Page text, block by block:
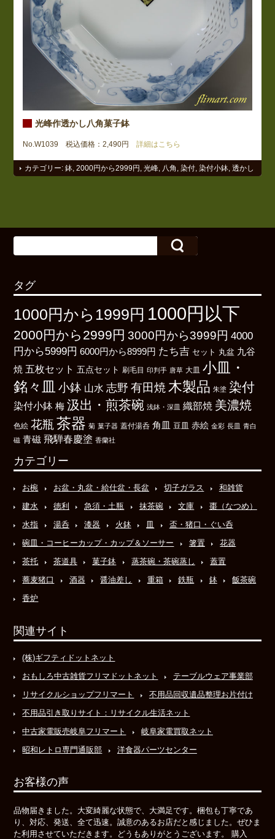
光峰作透かし八角菓子鉢
No.W1039 税込価格：2,490円 詳細はこちら
カテゴリー:鉢,2000円から2999円 ,光峰, 八角 ,染付,染付小鉢,透かし
タグ
1000円から1999円 1000円以下
2000円から2999円 3000円から3999円 4000
円から5999円 6000円から8999円 たち吉 セット 丸盆 九谷
焼 五枚セット 五点セット 刷毛目 印判手 唐草 大皿 小皿・
銘々皿 小鉢 山水 志野 有田焼 木製品 朱塗 染付
染付小鉢 梅 汲出・煎茶碗 浅鉢・深皿 織部焼 美濃焼
色絵 花瓶 茶器 菊 菓子器 蓋付湯呑 角皿 豆皿 赤絵 金彩 長皿 青白
磁 青磁 飛騨春慶塗 香蘭社
カテゴリー
お椀 お盆・丸盆・給仕盆・長盆 切子ガラス
和雑貨
建水
徳利 急須・土瓶 抹茶碗 文庫
棗（なつめ）
水指
湯呑 漆器 火鉢 皿
盃・猪口・ぐい呑
碗皿・コーヒーカップ・カップ＆ソーサー
箸置
花器
茶托
茶道具 菓子鉢 蒸茶碗・茶碗蒸し
蓋置
蕎麦猪口
酒器 醤油差し 重箱 鉄瓶 鉢
飯茶碗
香炉
関連サイト
(株)ギフティドットネット
おもしろ中古雑貨フリマドットネット
テーブルウェア事業部
リサイクルショップフリマート
不用品回収遺品整理お片付け
不用品引き取りサイト：リサイクル生活ネット
中古家電販売岐阜フリマート
岐阜家電買取ネット
昭和レトロ専門通販部
洋食器パーツセンター
お客様の声
品物届きました。大変綺麗な状態で、大満足です。梱包も丁寧であ
り、対応、発送、全て迅速。誠意のあるお店だと感じました。ぜひま
た利用させていただきます。どうもありがとうございます。 購入